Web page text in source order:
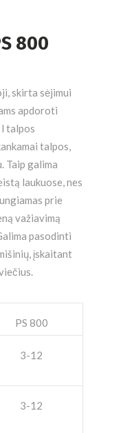
800
skirta sėjimui
apdoroti
talpos
talpos,
Taip galima
laukuose, nes
prie
važiavimą
pasodinti
įskaitant
PS 800
3-12
3-12